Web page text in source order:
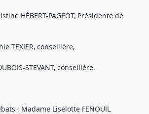
HÉBERT-PAGEOT, Présidente de
TEXIER, conseillère,
STEVANT, conseillère.
: Madame Liselotte FENOUIL